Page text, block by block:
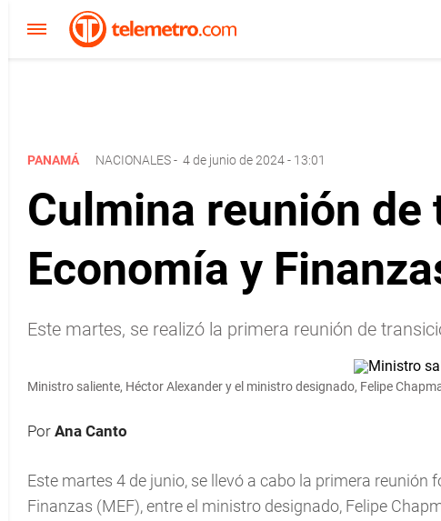
PANAMÁ NACIONALES- 4 de junio de 2024 - 13:01
Culmina reunión
Economía y
Este martes, se realizó la primera reunión de
Ministro saliente, Héctor Alexander y el ministro designado, Felipe
Por Ana Canto
Este martes 4 de junio, se llevó a cabo la primera reunión
Finanzas (MEF), entre el ministro designado, Felipe